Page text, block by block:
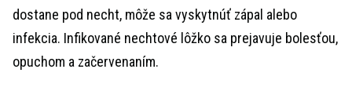
dostane pod necht, môže sa vyskytnúť zápal alebo
infekcia. Infikované nechtové lôžko sa prejavuje bolesťou,
opuchom a začervenaním.